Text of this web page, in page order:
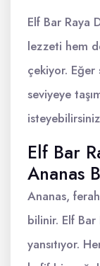
Elf Bar Raya
lezzeti hem
çekiyor.
seviyeye
Elf Bar
Ananas
Ananas,
bilinir. Elf
yansıtıyor.